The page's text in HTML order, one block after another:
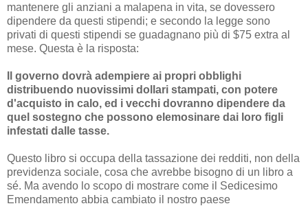
mantenere gli anziani a malapena in vita, se dovessero
dipendere da questi stipendi; e secondo la legge sono
privati di questi stipendi se guadagnano più di $75 extra al
mese. Questa è la risposta:
Il governo dovrà adempiere ai propri obblighi
distribuendo nuovissimi dollari stampati, con potere
d'acquisto in calo, ed i vecchi dovranno dipendere da
quel sostegno che possono elemosinare dai loro figli
infestati dalle tasse.
Questo libro si occupa della tassazione dei redditi, non della
previdenza sociale, cosa che avrebbe bisogno di un libro a
sé. Ma avendo lo scopo di mostrare come il Sedicesimo
Emendamento abbia cambiato il nostro paese